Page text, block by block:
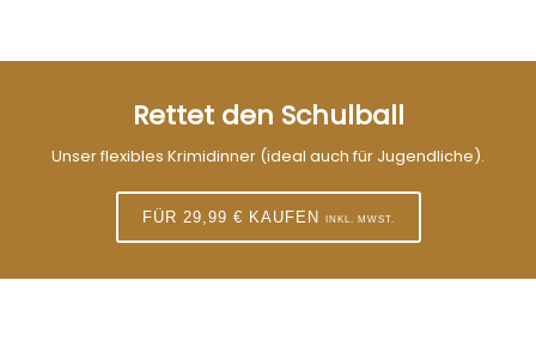
Rettet den Schulball
Unser flexibles Krimidinner (ideal auch für Jugendliche).
FÜR 29,99 € KAUFEN INKL. MWST.